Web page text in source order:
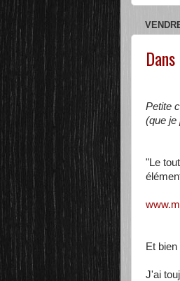
Petite
(que je
"Le
Et
J'ai